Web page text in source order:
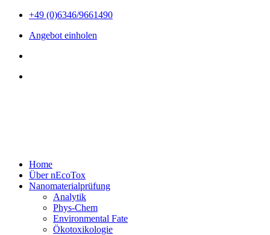
Zum
wechseln
+49 (0)6346/9661490
Angebot einholen
Home
Über nEcoTox
Nanomaterialprüfung
Analytik
Phys-Chem
Environmental Fate
Ökotoxikologie